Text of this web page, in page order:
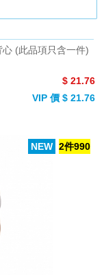
心 (此品項只含一件)
$ 21.76
VIP 價 $ 21.76
NEW 2件990